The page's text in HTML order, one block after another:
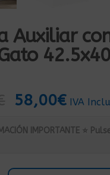
Auxiliar
El
original
75,00€.
58,00€El
IVA
IMPORTANTE ⭐